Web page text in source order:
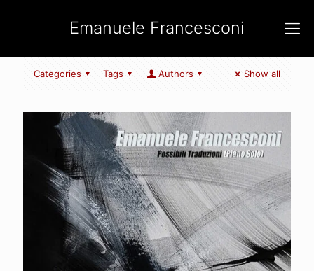
Emanuele Francesconi
Categories Tags Authors Show all